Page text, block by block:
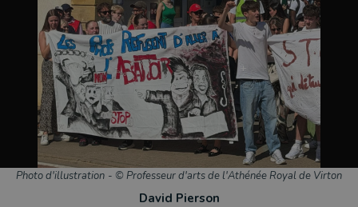
Photo d'illustration - © Professeur d'arts de l'Athénée Royal de Virton
David Pierson